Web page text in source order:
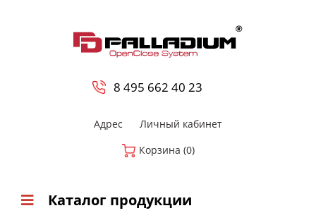
8 495 662 40 23
Адрес
Личный кабинет
Корзина (0)
Каталог продукции